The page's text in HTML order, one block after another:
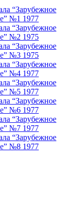
“Зарубежное
№1 1977
“Зарубежное
№2 1975
“Зарубежное
№3 1975
“Зарубежное
№4 1977
“Зарубежное
№5 1977
“Зарубежное
№6 1977
“Зарубежное
№7 1977
“Зарубежное
№8 1977